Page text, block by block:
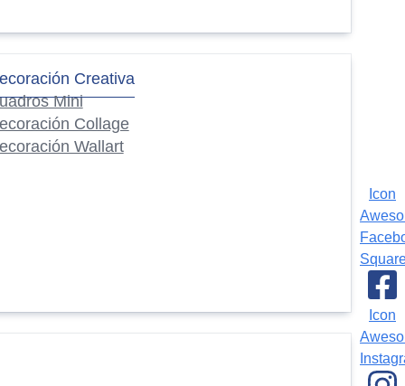
Creativa
Mini
Collage
Wallart
Icon
Icon